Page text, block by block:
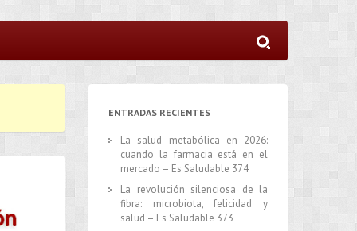
ENTRADAS RECIENTES
La salud metabólica en 2026:
cuando la farmacia está en el
mercado – Es Saludable 374
La revolución silenciosa de la
fibra: microbiota, felicidad y
salud – Es Saludable 373